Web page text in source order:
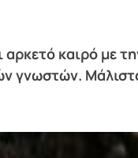
καιρό με
γνωστών.